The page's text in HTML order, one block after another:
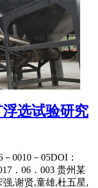
选试验研究
0010－05DOI：
．06．003 贵州某
,谢贤,童雄,杜五星,